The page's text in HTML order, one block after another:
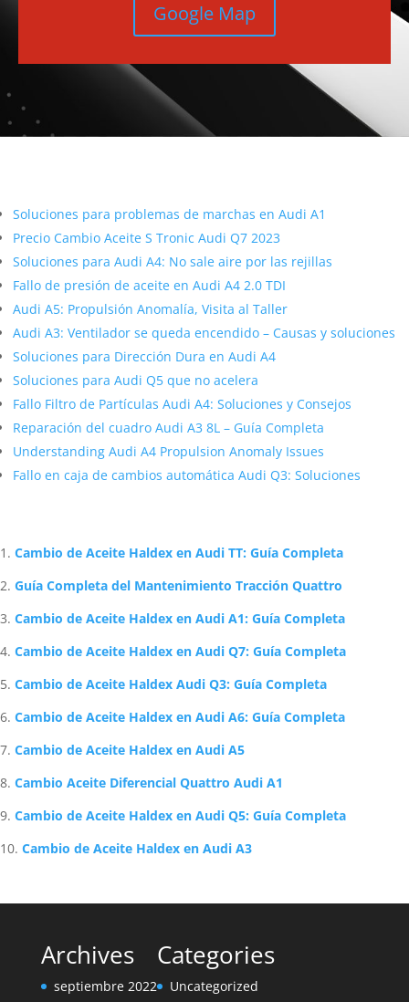
Google Map
Soluciones para problemas de marchas en Audi A1
Precio Cambio Aceite S Tronic Audi Q7 2023
Soluciones para Audi A4: No sale aire por las rejillas
Fallo de presión de aceite en Audi A4 2.0 TDI
Audi A5: Propulsión Anomalía, Visita al Taller
Audi A3: Ventilador se queda encendido – Causas y soluciones
Soluciones para Dirección Dura en Audi A4
Soluciones para Audi Q5 que no acelera
Fallo Filtro de Partículas Audi A4: Soluciones y Consejos
Reparación del cuadro Audi A3 8L – Guía Completa
Understanding Audi A4 Propulsion Anomaly Issues
Fallo en caja de cambios automática Audi Q3: Soluciones
Cambio de Aceite Haldex en Audi TT: Guía Completa
Guía Completa del Mantenimiento Tracción Quattro
Cambio de Aceite Haldex en Audi A1: Guía Completa
Cambio de Aceite Haldex en Audi Q7: Guía Completa
Cambio de Aceite Haldex Audi Q3: Guía Completa
Cambio de Aceite Haldex en Audi A6: Guía Completa
Cambio de Aceite Haldex en Audi A5
Cambio Aceite Diferencial Quattro Audi A1
Cambio de Aceite Haldex en Audi Q5: Guía Completa
Cambio de Aceite Haldex en Audi A3
Archives
septiembre 2022
Categories
Uncategorized